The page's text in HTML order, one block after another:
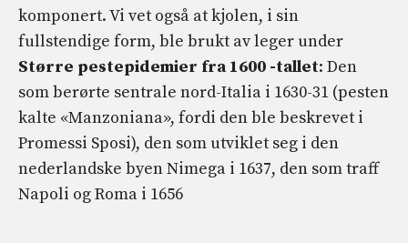
komponert. Vi vet også at kjolen, i sin
fullstendige form, ble brukt av leger under
Større pestepidemier fra 1600 -tallet: Den
som berørte sentrale nord-Italia i 1630-31 (pesten
kalte «Manzoniana», fordi den ble beskrevet i
Promessi Sposi), den som utviklet seg i den
nederlandske byen Nimega i 1637, den som traff
Napoli og Roma i 1656